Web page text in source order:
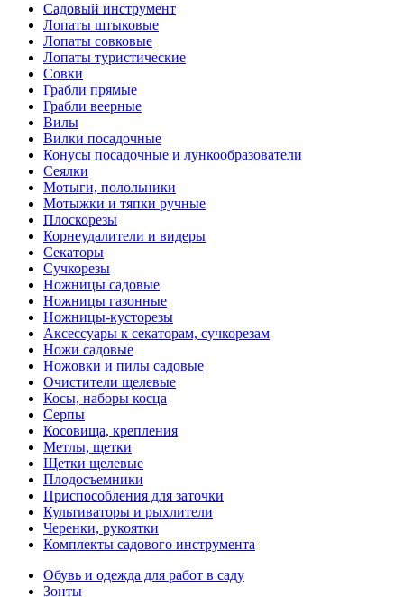
Садовый инструмент
Лопаты штыковые
Лопаты совковые
Лопаты туристические
Совки
Грабли прямые
Грабли веерные
Вилы
Вилки посадочные
Конусы посадочные и лункообразователи
Сеялки
Мотыги, полольники
Мотыжки и тяпки ручные
Плоскорезы
Корнеудалители и видеры
Секаторы
Сучкорезы
Ножницы садовые
Ножницы газонные
Ножницы-кусторезы
Аксессуары к секаторам, сучкорезам
Ножи садовые
Ножовки и пилы садовые
Очистители щелевые
Косы, наборы косца
Серпы
Косовища, крепления
Метлы, щетки
Щетки щелевые
Плодосъемники
Приспособления для заточки
Культиваторы и рыхлители
Черенки, рукоятки
Комплекты садового инструмента
Обувь и одежда для работ в саду
Зонты